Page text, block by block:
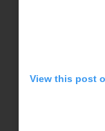
View this post